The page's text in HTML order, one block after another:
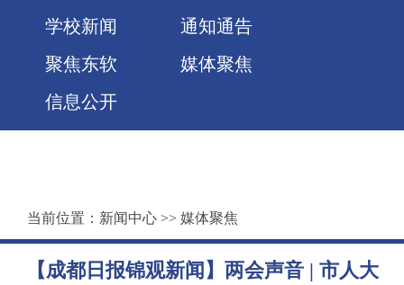
学校新闻
通知通告
聚焦东软
媒体聚焦
信息公开
当前位置： 新闻中心 >> 媒体聚焦
【成都日报锦观新闻】两会声音 | 市人大